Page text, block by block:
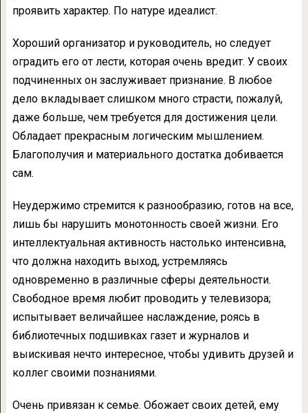
проявить характер. По натуре идеалист.
Хороший организатор и руководитель, но следует
оградить его от лести, которая очень вредит. У своих
подчиненных он заслуживает признание. В любое
дело вкладывает слишком много страсти, пожалуй,
даже больше, чем требуется для достижения цели.
Обладает прекрасным логическим мышлением.
Благополучия и материального достатка добивается
сам.
Неудержимо стремится к разнообразию, готов на все,
лишь бы нарушить монотонность своей жизни. Его
интеллектуальная активность настолько интенсивна,
что должна находить выход, устремляясь
одновременно в различные сферы деятельности.
Свободное время любит проводить у телевизора;
испытывает величайшее наслаждение, роясь в
библиотечных подшивках газет и журналов и
выискивая нечто интересное, чтобы удивить друзей и
коллег своими познаниями.
Очень привязан к семье. Обожает своих детей, ему